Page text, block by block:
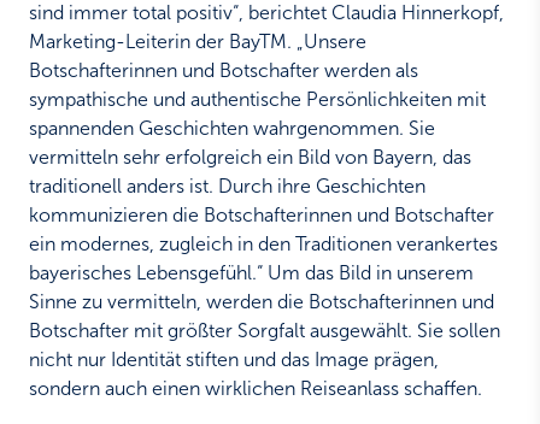
sind immer total positiv“, berichtet Claudia Hinnerkopf,
Marketing-Leiterin der BayTM. „Unsere
Botschafterinnen und Botschafter werden als
sympathische und authentische Persönlichkeiten mit
spannenden Geschichten wahrgenommen. Sie
vermitteln sehr erfolgreich ein Bild von Bayern, das
traditionell anders ist. Durch ihre Geschichten
kommunizieren die Botschafterinnen und Botschafter
ein modernes, zugleich in den Traditionen verankertes
bayerisches Lebensgefühl.“ Um das Bild in unserem
Sinne zu vermitteln, werden die Botschafterinnen und
Botschafter mit größter Sorgfalt ausgewählt. Sie sollen
nicht nur Identität stiften und das Image prägen,
sondern auch einen wirklichen Reiseanlass schaffen.